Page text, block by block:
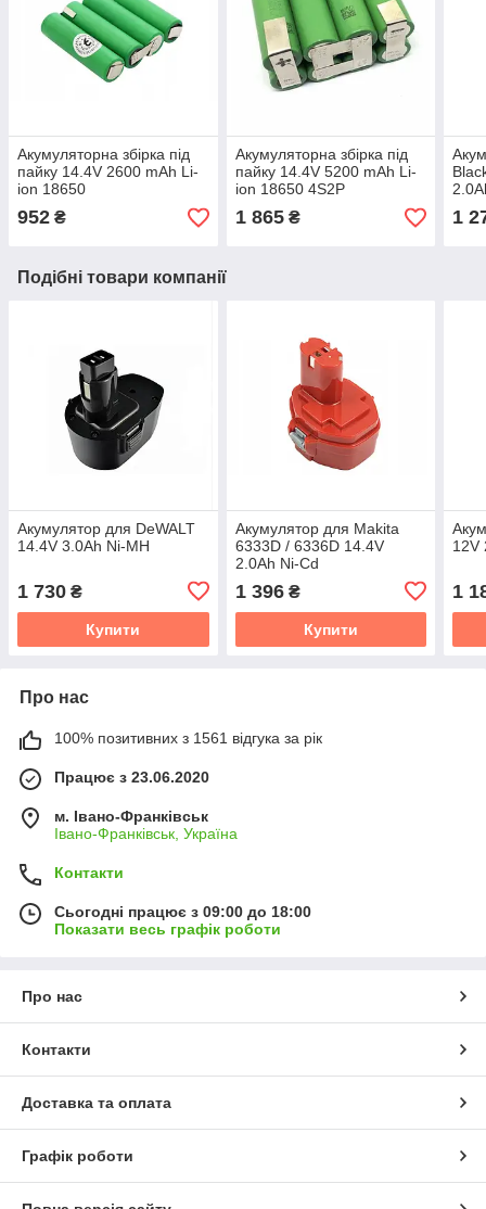
Акумуляторна збірка під
пайку 14.4V 2600 mAh Li-
ion 18650
952 ₴
Акумуляторна збірка під
пайку 14.4V 5200 mAh Li-
ion 18650 4S2P
1 865₴ 1
Подібні товари компанії
Акумулятор для DeWALT
14.4V 3.0Ah Ni-MH
1 730 ₴
Купити
Акумулятор для Makita
6333D / 6336D 14.4V
2.0Ah Ni-Cd
1 396₴
Купити
12V
1
Про нас
100% позитивних з 1561 відгука за рік
Працює з 23.06.2020
м. Івано-Франківськ
Івано-Франківськ, Україна
Контакти
Сьогодні працює з 09:00 до 18:00
Показати весь графік роботи
Про нас
Контакти
Доставка та оплата
Графік роботи